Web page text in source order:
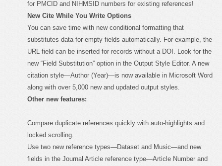
for PMCID and NIHMSID numbers for existing references!
New Cite While You Write Options
You can save time with new conditional formatting that
substitutes data for empty fields automatically. For example, the
URL field can be inserted for records without a DOI. Look for the
new “Field Substitution” option in the Output Style Editor. A new
citation style—Author (Year)—is now available in Microsoft Word
along with over 5,000 new and updated output styles.
Other new features:
Compare duplicate references quickly with auto-highlights and
locked scrolling.
Use two new reference types—Dataset and Music—and new
fields in the Journal Article reference type—Article Number and